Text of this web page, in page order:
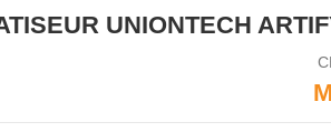
UNIONTECH